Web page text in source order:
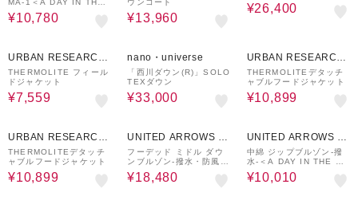
MA-1＜A DAY IN THE
LIFE＞
¥10,780
ウンコート
¥13,960
¥26,400
URBAN RESEARCH
ware house
THERMOLITE フィール
ドジャケット
¥7,559
nano・universe
「西川ダウン(R)」SOLO
TEXダウン
¥33,000
URBAN RESEARCH
ware house
THERMOLITEデタッチ
ャブルフードジャケット
¥10,899
URBAN RESEARCH
ware house
THERMOLITEデタッチ
ャブルフードジャケット
¥10,899
UNITED ARROWS O
UTLET
フーデッド ミドル ダウ
ンブルゾン-撥水・防風-
＜A DAY IN THE LIFE
＞
¥18,480
UNITED ARROWS O
UTLET
中綿 ジップブルゾン-撥
水-＜A DAY IN THE LI
FE＞
¥10,010